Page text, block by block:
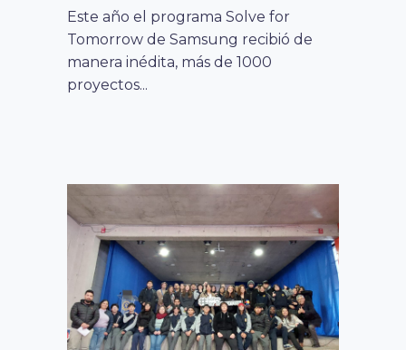
Este año el programa Solve for
Tomorrow de Samsung recibió de
manera inédita, más de 1000
proyectos...